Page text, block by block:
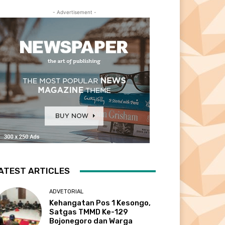
- Advertisement -
ARTICLES
ADVETORIAL
Kehangatan Pos 1 Kesongo,
Satgas TMMD Ke-129
Bojonegoro dan Warga